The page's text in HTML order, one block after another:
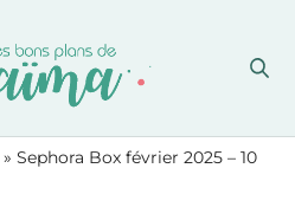
» Sephora Box février 2025 – 10